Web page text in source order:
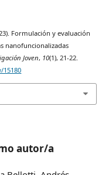
Formulación y evaluación
nanofuncionalizadas
Joven, 10(1), 21-22.
15180
autor/a